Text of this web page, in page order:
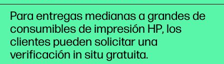
Para entregas medianas a grandes de
consumibles de impresión HP, los
clientes pueden solicitar una
verificación in situ gratuita.